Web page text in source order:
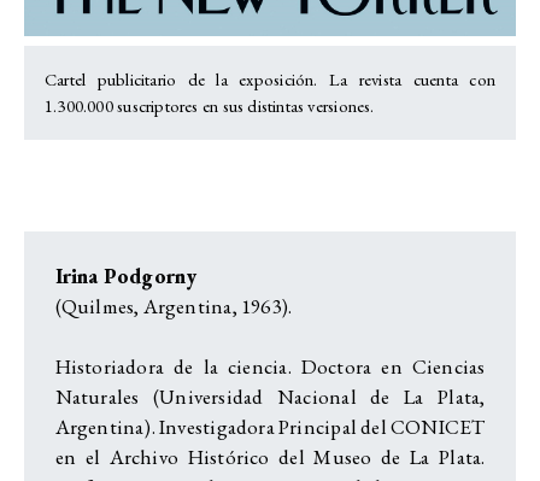
Cartel publicitario de la exposición. La revista cuenta con
1.300.000 suscriptores en sus distintas versiones.
Irina Podgorny
(Quilmes, Argentina, 1963).
Historiadora de la ciencia. Doctora en Ciencias
Naturales (Universidad Nacional de La Plata,
Argentina). Investigadora Principal del CONICET
en el Archivo Histórico del Museo de La Plata.